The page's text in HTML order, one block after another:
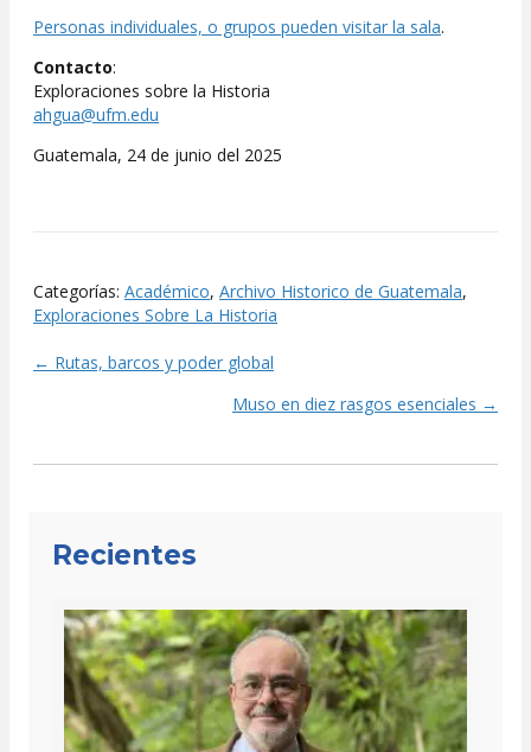
Personas individuales, o grupos pueden visitar la sala.
Contacto:
Exploraciones sobre la Historia
ahgua@ufm.edu
Guatemala, 24 de junio del 2025
Categorías: Académico, Archivo Historico de Guatemala,
Exploraciones Sobre La Historia
Posts
navigation
← Rutas, barcos y poder global
Muso en diez rasgos esenciales →
Recientes